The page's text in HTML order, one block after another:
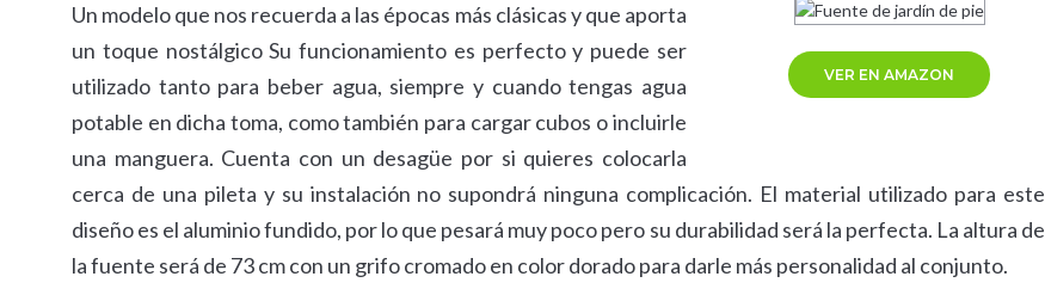
VER EN AMAZON
Un modelo que nos recuerda a las épocas más clásicas y que aporta
un toque nostálgico Su funcionamiento es perfecto y puede ser
utilizado tanto para beber agua, siempre y cuando tengas agua
potable en dicha toma, como también para cargar cubos o incluirle
una manguera. Cuenta con un desagüe por si quieres colocarla
cerca de una pileta y su instalación no supondrá ninguna complicación. El material utilizado para este
diseño es el aluminio fundido, por lo que pesará muy poco pero su durabilidad será la perfecta. La altura de
la fuente será de 73 cm con un grifo cromado en color dorado para darle más personalidad al conjunto.